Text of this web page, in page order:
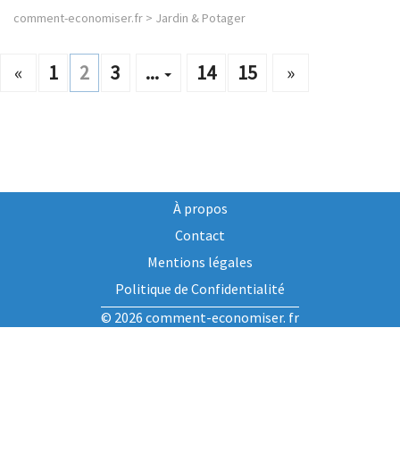
comment-economiser.fr > Jardin & Potager
« 1 2 3 ... 14 15 »
À propos
Contact
Mentions légales
Politique de Confidentialité
© 2026 comment-economiser. fr